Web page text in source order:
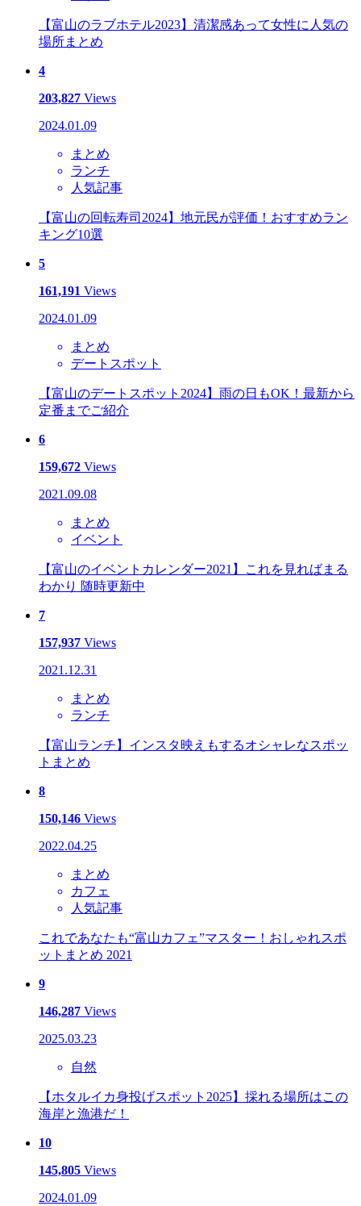
【富山のラブホテル2023】清潔感あって女性に人気の
場所まとめ
4
203,827 Views
2024.01.09
まとめ
ランチ
人気記事
【富山の回転寿司2024】地元民が評価！おすすめラン
キング10選
5
161,191 Views
2024.01.09
まとめ
デートスポット
【富山のデートスポット2024】雨の日もOK！最新から
定番までご紹介
6
159,672 Views
2021.09.08
まとめ
イベント
【富山のイベントカレンダー2021】これを見ればまる
わかり 随時更新中
7
157,937 Views
2021.12.31
まとめ
ランチ
【富山ランチ】インスタ映えもするオシャレなスポッ
トまとめ
8
150,146 Views
2022.04.25
まとめ
カフェ
人気記事
これであなたも“富山カフェ”マスター！おしゃれスポ
ットまとめ 2021
9
146,287 Views
2025.03.23
自然
【ホタルイカ身投げスポット2025】採れる場所はこの
海岸と漁港だ！
10
145,805 Views
2024.01.09